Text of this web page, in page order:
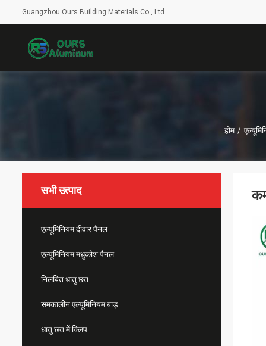
Guangzhou Ours Building Materials Co., Ltd
होम /
सभी उत्पाद
एल्यूमिनियम दीवार पैनल
एल्यूमिनियम मधुकोश पैनल
निलंबित धातु छत
समकालीन एल्यूमिनियम बाड़
धातु छत में क्लिप